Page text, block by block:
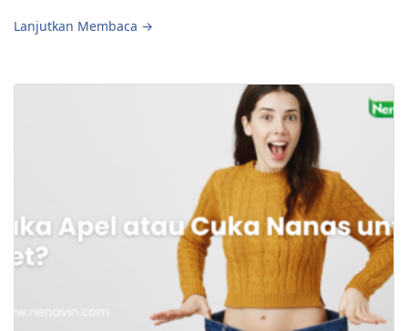
Lanjutkan Membaca →